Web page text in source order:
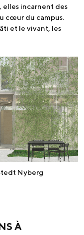
elles incarnent des
cœur du campus.
et le vivant, les
Nyberg
À